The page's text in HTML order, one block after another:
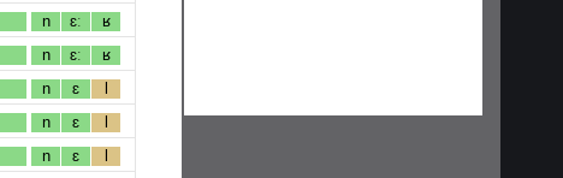
n ɛː
ʁ
n ɛː
ʁ
n ɛ
l
n ɛ
l
n ɛ
l